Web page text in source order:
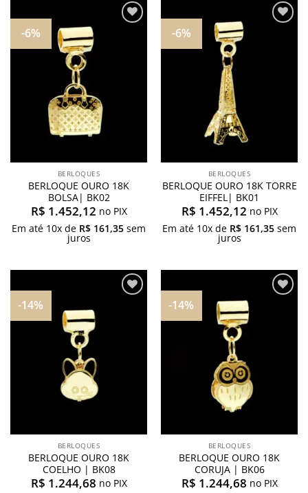
-6%
BERLOQUES
BERLOQUE OURO 18K
BOLSA| BK02
R$ 1.452,12 no PIX
Em até 10x de R$ 161,35 sem
juros
-6%
BERLOQUES
BERLOQUE OURO 18K TORRE
EIFFEL| BK01
R$ 1.452,12 no PIX
Em até 10x de R$ 161,35 sem
juros
-14%
BERLOQUES
BERLOQUE OURO 18K
COELHO | BK08
R$ 1.244,68 no PIX
-14%
BERLOQUES
BERLOQUE OURO 18K
CORUJA | BK06
R$ 1.244,68 no PIX